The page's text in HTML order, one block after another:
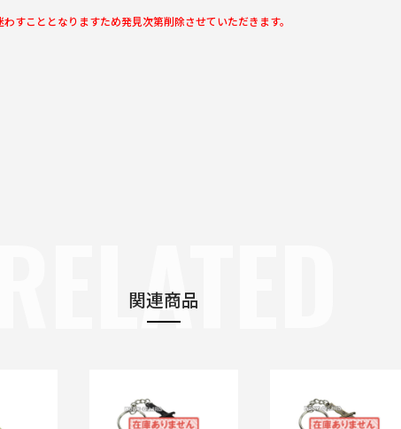
すこととなりますため発見次第削除させていただきます。
関連商品
RELATED